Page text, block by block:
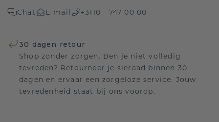
Chat E-mail +3110 - 747 00 00
30 dagen retour
Shop zonder zorgen. Ben je niet volledig
tevreden? Retourneer je sieraad binnen 30
dagen en ervaar een zorgeloze service. Jouw
tevredenheid staat bij ons voorop.